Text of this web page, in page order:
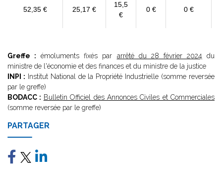
52,35 € 25,17 €
15,5
€
0 € 0 €
Greffe : émoluments fixés par arrêté du 28 février 2024 du
ministre de l'économie et des finances et du ministre de la justice
INPI : Institut National de la Propriété Industrielle (somme reversée
par le greffe)
BODACC : Bulletin Officiel des Annonces Civiles et Commerciales
(somme reversée par le greffe)
PARTAGER